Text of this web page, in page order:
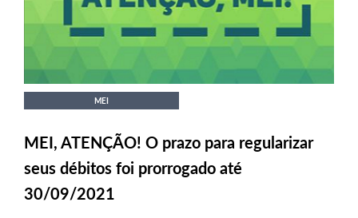
MEI
MEI, ATENÇÃO! O prazo para regularizar
seus débitos foi prorrogado até
30/09/2021